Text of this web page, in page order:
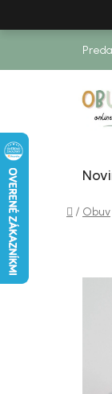
Domov
/ Obuv